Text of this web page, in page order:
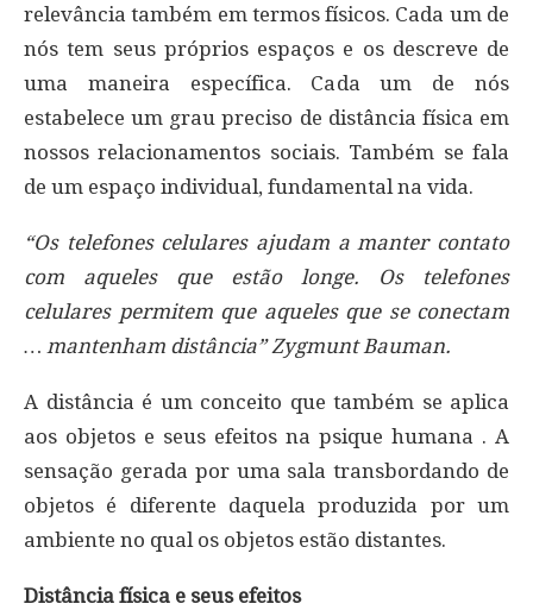
relevância também em termos físicos. Cada um de
nós tem seus próprios espaços e os descreve de
uma maneira específica. Cada um de nós
estabelece um grau preciso de distância física em
nossos relacionamentos sociais. Também se fala
de um espaço individual, fundamental na vida.
“Os telefones celulares ajudam a manter contato
com aqueles que estão longe. Os telefones
celulares permitem que aqueles que se conectam
… mantenham distância” Zygmunt Bauman.
A distância é um conceito que também se aplica
aos objetos e seus efeitos na psique humana . A
sensação gerada por uma sala transbordando de
objetos é diferente daquela produzida por um
ambiente no qual os objetos estão distantes.
Distância física e seus efeitos